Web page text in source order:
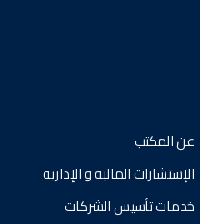
عن المكتب
الإستشارات الماليه و الإداريه
خدمات تأسيس الشركات